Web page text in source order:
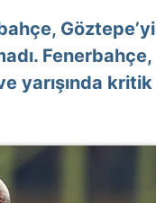
Göztepe’yi
Fenerbahçe,
yarışında kritik